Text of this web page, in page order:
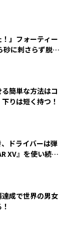
！」フォーティー
砂に刺さらず脱出
簡単な方法はコ
りは短く持つ！
、ドライバーは弾
XV』を使い続け
成で世界の男女